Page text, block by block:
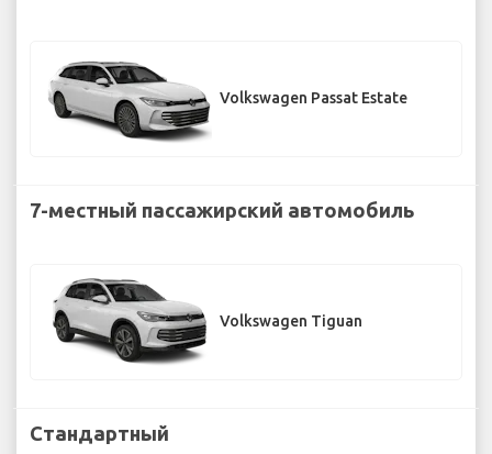
Volkswagen Passat Estate
7-местный пассажирский автомобиль
Volkswagen Tiguan
Стандартный